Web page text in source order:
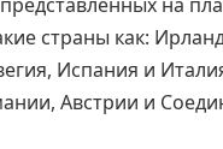
страны как:
Испания и
Австрии и